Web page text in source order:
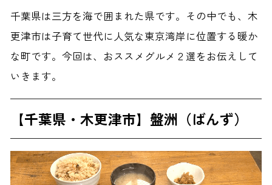
千葉県は三方を海で囲まれた県です。その中でも、木
更津市は子育て世代に人気な東京湾岸に位置する暖か
な町です。今回は、おススメグルメ２選をお伝えして
いきます。
【千葉県・木更津市】盤洲（ばんず）